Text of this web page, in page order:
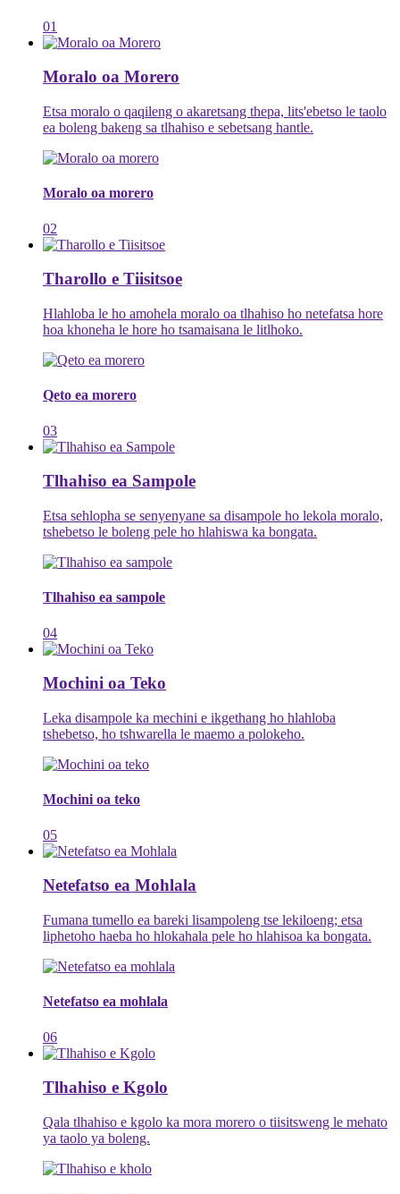
01
Moralo oa Morero
Etsa moralo o qaqileng o akaretsang thepa, lits'ebetso le taolo
ea boleng bakeng sa tlhahiso e sebetsang hantle.
Moralo oa morero
02
Tharollo e Tiisitsoe
Hlahloba le ho amohela moralo oa tlhahiso ho netefatsa hore
hoa khoneha le hore ho tsamaisana le litlhoko.
Qeto ea morero
03
Tlhahiso ea Sampole
Etsa sehlopha se senyenyane sa disampole ho lekola moralo,
tshebetso le boleng pele ho hlahiswa ka bongata.
Tlhahiso ea sampole
04
Mochini oa Teko
Leka disampole ka mechini e ikgethang ho hlahloba
tshebetso, ho tshwarella le maemo a polokeho.
Mochini oa teko
05
Netefatso ea Mohlala
Fumana tumello ea bareki lisampoleng tse lekiloeng; etsa
liphetoho haeba ho hlokahala pele ho hlahisoa ka bongata.
Netefatso ea mohlala
06
Tlhahiso e Kgolo
Qala tlhahiso e kgolo ka mora morero o tiisitsweng le mehato
ya taolo ya boleng.